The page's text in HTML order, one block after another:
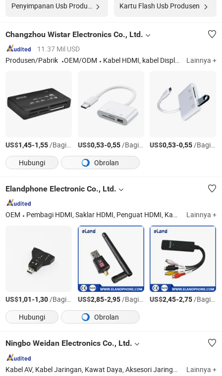
Kartu Flash Usb Produsen
Changzhou Wistar Electronics Co., Ltd.
11.37 Mil USD
Produsen/Pabrik
OEM/ODM Kabel HDMI, kabel Display Port, kabel audio video Lainnya +
US$1,45-1,55/Bagian US$0,53-0,55/Bagian US$0,53-0,55/Bagian
Hubungi
Obrolan
Elandphone Electronic Co., Ltd.
OEM Pembagi HDMI, Saklar HDMI, Penguat HDMI, Kabel HDMI, Konverter HDMI, Hub USB, Barang Tipe C, LAN USB, Pengulang WiFi, Hub Tipe C Lainnya +
US$1,01-1,30/Bagian US$2,85-2,95/Bagian US$2,45-2,75/Bagian
Hubungi
Obrolan
Ningbo Weidan Electronics Co., Ltd.
Kabel AV, Kabel Jaringan, Kawat Daya, Aksesori Jaringan, Produk WiFi, Kabel Komputer, Kabel & Harness, Kabel Sensor, Kabel Tahan Air, Kit Pemasangan Otomatis Lainnya +